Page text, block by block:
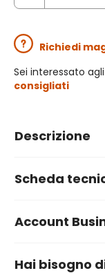
Richiedi
Sei interessato
consigliati
Descrizione
Scheda
Account
Hai bisogno